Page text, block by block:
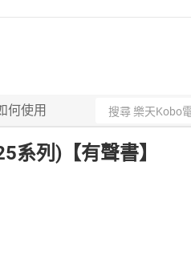
何使用
系列)【有聲書】